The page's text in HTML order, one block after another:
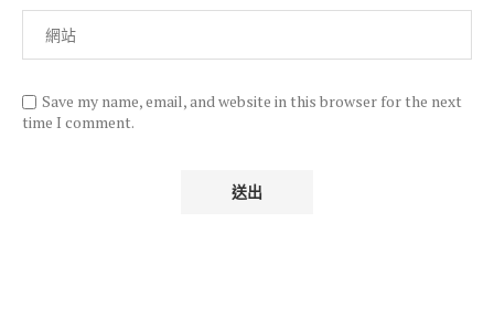
Save my name, email, and website in this browser for the next
time I comment.